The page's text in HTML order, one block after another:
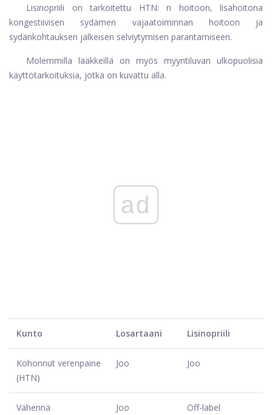
Lisinopriili on tarkoitettu HTN: n hoitoon, lisähoitona
kongestiivisen sydämen vajaatoiminnan hoitoon ja
sydänkohtauksen jälkeisen selviytymisen parantamiseen.
Molemmilla lääkkeillä on myös myyntiluvan ulkopuolisia
käyttötarkoituksia, jotka on kuvattu alla.
ad
Kunto Losartaani Lisinopriili
Kohonnut verenpaine
(HTN)
Joo Joo
Vähennä
Joo Off-label